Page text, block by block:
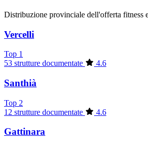
Distribuzione provinciale dell'offerta fitness
Vercelli
Top 1
53 strutture documentate
4.6
Santhià
Top 2
12 strutture documentate
4.6
Gattinara